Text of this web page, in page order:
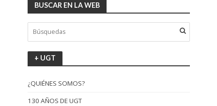
BUSCAR EN LA WEB
+ UGT
¿QUIÉNES SOMOS?
130 AÑOS DE UGT